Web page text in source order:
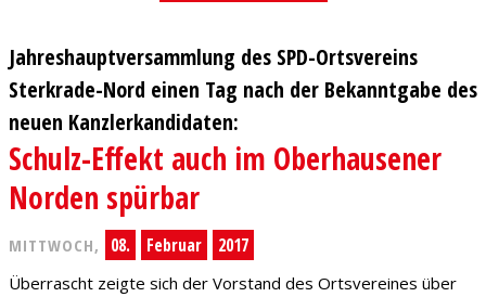
Jahreshauptversammlung des SPD-Ortsvereins
Sterkrade-Nord einen Tag nach der Bekanntgabe des
neuen Kanzlerkandidaten:
Schulz-Effekt auch im Oberhausener
Norden spürbar
MITTWOCH, 08. Februar 2017
Überrascht zeigte sich der Vorstand des Ortsvereines über